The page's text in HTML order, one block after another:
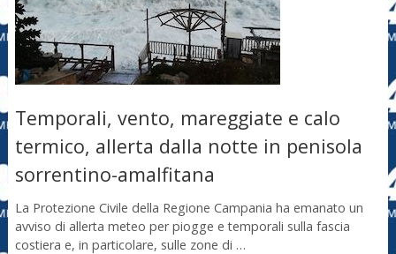
Temporali, vento, mareggiate e calo
termico, allerta dalla notte in penisola
sorrentino-amalfitana
La Protezione Civile della Regione Campania ha emanato un
avviso di allerta meteo per piogge e temporali sulla fascia
costiera e, in particolare, sulle zone di …